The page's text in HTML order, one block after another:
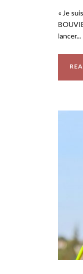
« Je
lancer...